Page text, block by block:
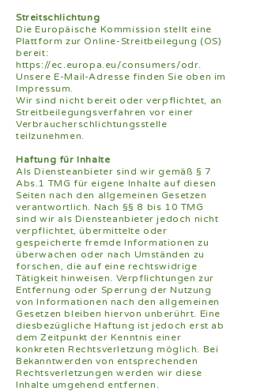
Streitschlichtung
Die Europäische Kommission stellt eine
Plattform zur Online-Streitbeilegung (OS)
bereit:
https://ec.europa.eu/consumers/odr.
Unsere E-Mail-Adresse finden Sie oben im
Impressum.
Wir sind nicht bereit oder verpflichtet, an
Streitbeilegungsverfahren vor einer
Verbraucherschlichtungsstelle
teilzunehmen.
Haftung für Inhalte
Als Diensteanbieter sind wir gemäß § 7
Abs.1 TMG für eigene Inhalte auf diesen
Seiten nach den allgemeinen Gesetzen
verantwortlich. Nach §§ 8 bis 10 TMG
sind wir als Diensteanbieter jedoch nicht
verpflichtet, übermittelte oder
gespeicherte fremde Informationen zu
überwachen oder nach Umständen zu
forschen, die auf eine rechtswidrige
Tätigkeit hinweisen. Verpflichtungen zur
Entfernung oder Sperrung der Nutzung
von Informationen nach den allgemeinen
Gesetzen bleiben hiervon unberührt. Eine
diesbezügliche Haftung ist jedoch erst ab
dem Zeitpunkt der Kenntnis einer
konkreten Rechtsverletzung möglich. Bei
Bekanntwerden von entsprechenden
Rechtsverletzungen werden wir diese
Inhalte umgehend entfernen.